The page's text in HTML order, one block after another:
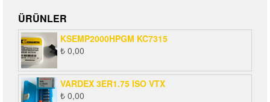
ÜRÜNLER
KSEMP2000HPGM KC7315
₺ 0,00
VARDEX 3ER1.75 ISO VTX
₺ 0,00